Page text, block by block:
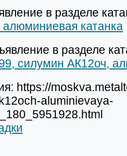
в разделе
катанка
в разделе
силумин АК12оч,
https://
aluminievaya-